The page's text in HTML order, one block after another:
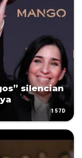
silencian
157D